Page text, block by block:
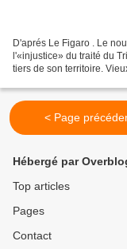
D'aprés Le Figaro . Le
l'«injustice» du traité du
tiers de son territoire.
< Page
Hébergé par
Top articles
Pages
Contact